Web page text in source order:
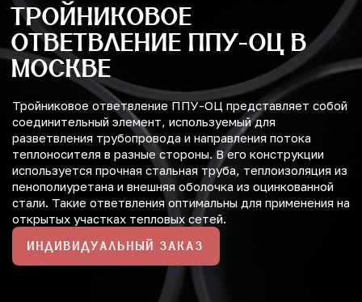
ТРОЙНИКОВОЕ
ОТВЕТВЛЕНИЕ ППУ-ОЦ В
МОСКВЕ
Тройниковое ответвление ППУ-ОЦ представляет собой
соединительный элемент, используемый для
разветвления трубопровода и направления потока
теплоносителя в разные стороны. В его конструкции
используется прочная стальная труба, теплоизоляция из
пенополиуретана и внешняя оболочка из оцинкованной
стали. Такие ответвления оптимальны для применения на
открытых участках тепловых сетей.
ИНДИВИДУАЛЬНЫЙ ЗАКАЗ